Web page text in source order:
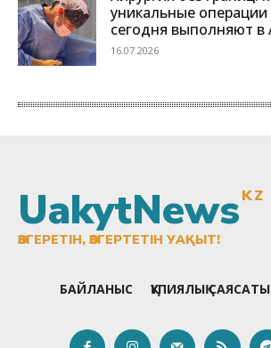
UakytNewsKZ
ӨЗГЕРЕТІН, ӨЗГЕРТЕТІН УАҚЫТ!
БАЙЛАНЫС ҚҰПИЯЛЫҚ САЯСАТЫ